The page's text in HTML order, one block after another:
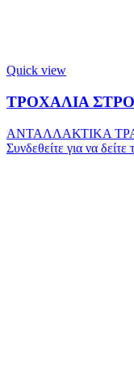
Quick view
ΤΡΟΧΑΛΙΑ
ΑΝΤΑΛΛΑΚΤΙΚΑ
Συνδεθείτε για να δείτε